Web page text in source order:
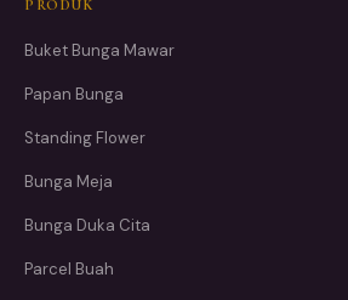
PRODUK
Buket Bunga Mawar
Papan Bunga
Standing Flower
Bunga Meja
Bunga Duka Cita
Parcel Buah